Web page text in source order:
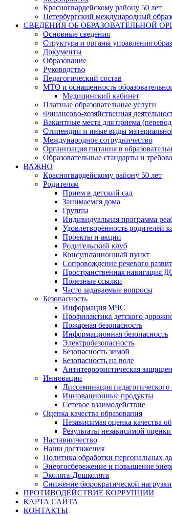
Красногвардейскому району 50 лет
Петербургский международный
СВЕДЕНИЯ ОБ ОБРАЗОВАТЕЛЬНОЙ
Основные сведения
Структура и органы управления
Документы
Образование
Руководство
Педагогический состав
МТО и оснащенность
Медицинский кабинет
Платные образовательные услуги
Финансово-хозяйственная
Вакантные места для приема
Стипендии и иные виды
Международное сотрудничество
Организация питания в
Образовательные стандарты и
ВАЖНО
Красногвардейскому району 50 лет
Родителям
Прием в детский сад
Занимаемся дома
Группы
Индивидуальная программа
Удовлетворённость родителей
Проекты и акции
Родительский клуб
Консультационный пункт
Сопровождение речевого
Пространственная навигация
Полезные ссылки
Часто задаваемые вопросы
Безопасность
Информация МЧС
Профилактика детского
Пожарная безопасность
Информационная безопасность
Электробезопасность
Безопасность зимой
Безопасность на воде
Антитеррористическая
Инновации
Диссеминация педагогического
Инновационные продукты
Сетевое взаимодействие
Оценка качества образования
Независимая оценка качества
Результаты независимой оценки
Наставничество
Наши достижения
Политика обработки персональных
Энергосбережение и повышение
Эколята-Дошколята
Снижение бюрократической нагрузки
ПРОТИВОДЕЙСТВИЕ КОРРУПЦИИ
КАРТА САЙТА
КОНТАКТЫ